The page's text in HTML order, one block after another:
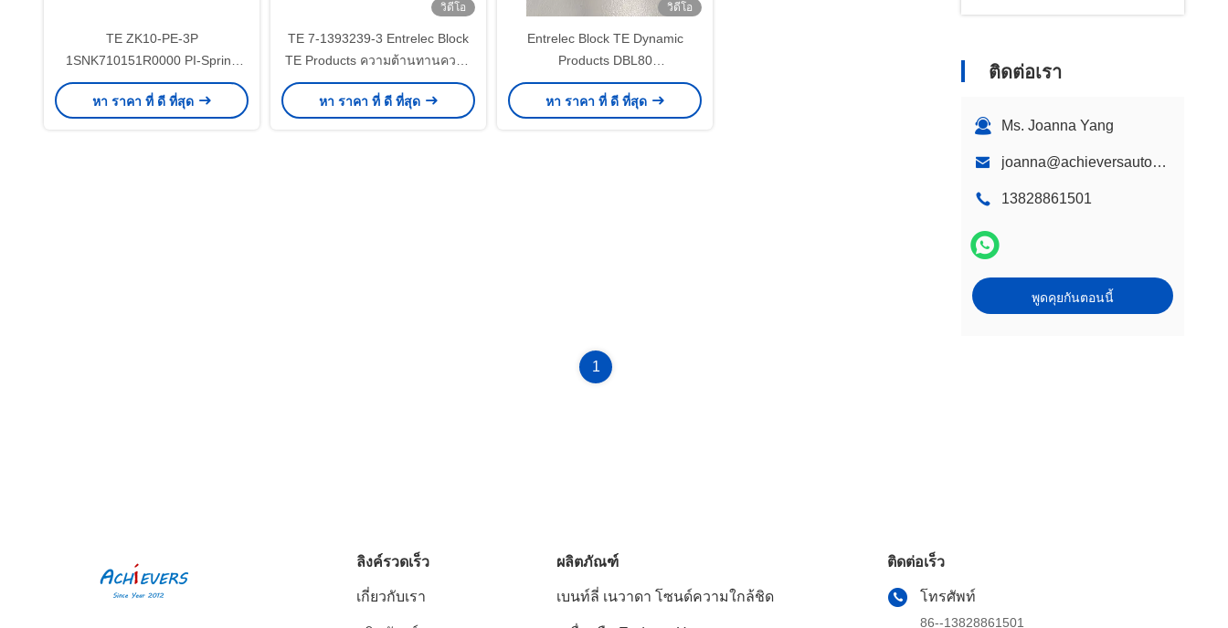
ติดต่อเรา
Ms. Joanna Yang
joanna@achieversautomation.com
13828861501
พูดคุยกันตอนนี้
TE ZK10-PE-3P
1SNK710151R0000 PI-Spring
Terminal Block ความเชื่อมต่อ
Bluetooth ± 1% ความตรงไปถึง
หา ราคา ที่ ดี ที่สุด
วิดีโอ
TE 7-1393239-3 Entrelec Block
TE Products ความต้านทานความ
ละเอียด ≥1000MΩ การติดตั้ง
รวดเร็วและง่าย
หา ราคา ที่ ดี ที่สุด
วิดีโอ
Entrelec Block TE Dynamic
Products DBL80
1SNL308010R0000 ดิน
หา ราคา ที่ ดี ที่สุด
1
ลิงค์รวดเร็ว
เกี่ยวกับเรา
ผลิตภัณฑ์
เบนท์ลี่ เนวาดา โซนด์ความใกล้ชิด
ติดต่อเร็ว
โทรศัพท์
86--13828861501